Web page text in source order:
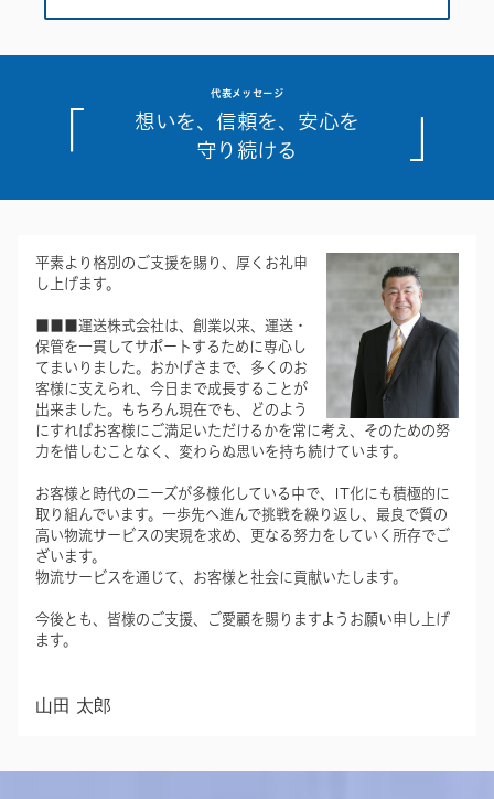
代表メッセージ
「
想いを、信頼を、安心を
守り続ける
」
平素より格別のご支援を賜り、厚くお礼申
し上げます。
■■■運送株式会社は、創業以来、運送・
保管を一貫してサポートするために専心し
てまいりました。おかげさまで、多くのお
客様に支えられ、今日まで成長することが
出来ました。もちろん現在でも、どのよう
にすればお客様にご満足いただけるかを常に考え、そのための努
力を惜しむことなく、変わらぬ思いを持ち続けています。
お客様と時代のニーズが多様化している中で、IT化にも積極的に
取り組んでいます。一歩先へ進んで挑戦を繰り返し、最良で質の
高い物流サービスの実現を求め、更なる努力をしていく所存でご
ざいます。
物流サービスを通じて、お客様と社会に貢献いたします。
今後とも、皆様のご支援、 ご愛顧を賜りますようお願い申し上げ
ます。
山田 太郎